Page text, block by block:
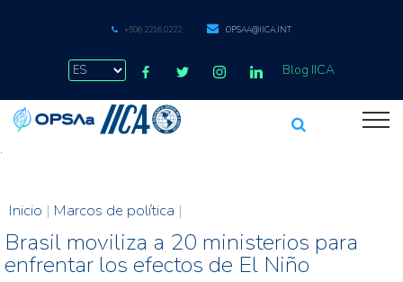
+506 2216 0222 OPSAA@IICA.INT
Blog IICA
.
Inicio | Marcos de política |
Brasil moviliza a 20 ministerios para
enfrentar los efectos de El Niño